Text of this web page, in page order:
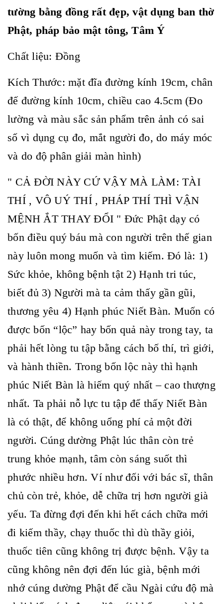
tường bằng đồng rất đẹp, vật dụng ban thờ
Phật, pháp bảo mật tông, Tâm Ý
Chất liệu: Đồng
Kích Thước: mặt đĩa đường kính 19cm, chân
đế đường kính 10cm, chiều cao 4.5cm (Đo
lường và màu sắc sản phẩm trên ảnh có sai
số vì dụng cụ đo, mắt người đo, do máy móc
và do độ phân giải màn hình)
" CẢ ĐỜI NÀY CỨ VẬY MÀ LÀM: TÀI
THÍ , VÔ UÝ THÍ , PHÁP THÍ THÌ VẬN
MỆNH ẮT THAY ĐỔI " Đức Phật dạy có
bốn điều quý báu mà con người trên thế gian
này luôn mong muốn và tìm kiếm. Đó là: 1)
Sức khỏe, không bệnh tật 2) Hạnh tri túc,
biết đủ 3) Người mà ta cảm thấy gần gũi,
thương yêu 4) Hạnh phúc Niết Bàn. Muốn có
được bốn “lộc” hay bốn quả này trong tay, ta
phải hết lòng tu tập bằng cách bố thí, trì giới,
và hành thiền. Trong bốn lộc này thì hạnh
phúc Niết Bàn là hiếm quý nhất – cao thượng
nhất. Ta phải nỗ lực tu tập để thấy Niết Bàn
là có thật, để không uổng phí cả một đời
người. Cúng dường Phật lúc thân còn trẻ
trung khỏe mạnh, tâm còn sáng suốt thì
phước nhiều hơn. Ví như đối với bác sĩ, thân
chủ còn trẻ, khỏe, dễ chữa trị hơn người già
yếu. Ta đừng đợi đến khi hết cách chữa mới
đi kiếm thầy, chạy thuốc thì dù thầy giỏi,
thuốc tiên cũng không trị được bệnh. Vậy ta
cũng không nên đợi đến lúc già, bệnh mới
nhớ cúng dường Phật để cầu Ngài cứu độ mà